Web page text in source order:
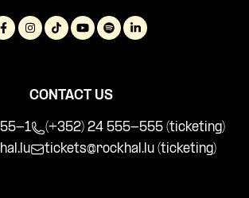
CONTACT US
1
(+352) 24 555-555 (ticketing)
tickets@rockhal.lu (ticketing)